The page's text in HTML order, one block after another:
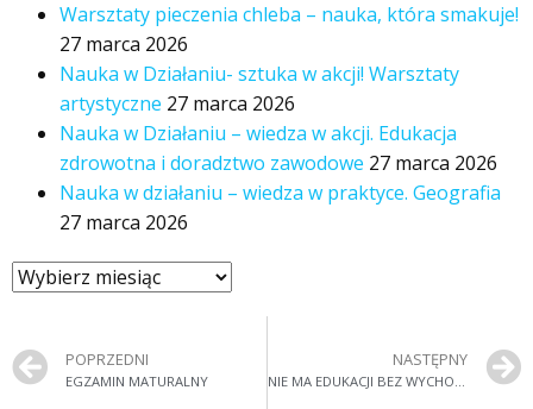
Warsztaty pieczenia chleba – nauka, która smakuje!
27 marca 2026
Nauka w Działaniu- sztuka w akcji! Warsztaty
artystyczne 27 marca 2026
Nauka w Działaniu – wiedza w akcji. Edukacja
zdrowotna i doradztwo zawodowe 27 marca 2026
Nauka w działaniu – wiedza w praktyce. Geografia
27 marca 2026
POPRZEDNI
EGZAMIN MATURALNY
NASTĘPNY